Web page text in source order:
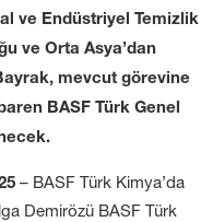
ve Endüstriyel Temizlik
ve Orta Asya’dan
mevcut görevine
BASF Türk Genel
– BASF Türk Kimya’da
Demirözü BASF Türk